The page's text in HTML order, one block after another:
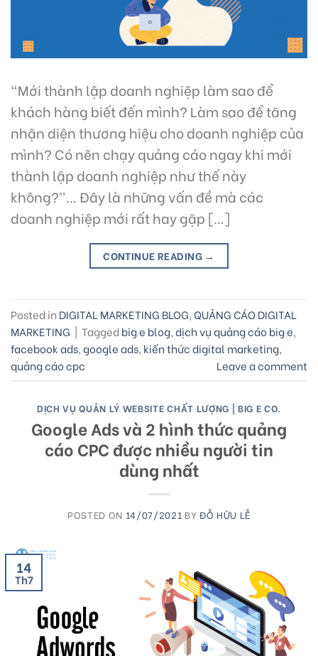
“Mới thành lập doanh nghiệp làm sao để
khách hàng biết đến mình? Làm sao để tăng
nhận diện thương hiệu cho doanh nghiệp của
mình? Có nên chạy quảng cáo ngay khi mới
thành lập doanh nghiệp như thế này
không?”… Đây là những vấn đề mà các
doanh nghiệp mới rất hay gặp […]
CONTINUE READING →
Posted in DIGITAL MARKETING BLOG,QUẢNG CÁO DIGITAL
MARKETING | Tagged big e blog,dịch vụ quảng cáo big e,
facebook ads,google ads, kiến thức digital marketing,
quảng cáo cpc
Leave a comment
DỊCH VỤ QUẢN LÝ WEBSITE CHẤT LƯỢNG | BIG E CO.
Google Ads và 2 hình thức quảng
cáo CPC được nhiều người tin
dùng nhất
POSTED ON 14/07/2021 BYĐỖ HỮU LỄ
14
Th7